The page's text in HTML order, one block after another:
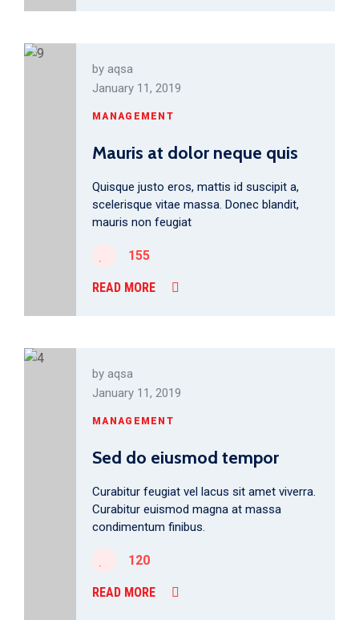
by aqsa
January 11, 2019
MANAGEMENT
Mauris at dolor neque quis
Quisque justo eros, mattis id suscipit a,
scelerisque vitae massa. Donec blandit,
mauris non feugiat
155
READ MORE
by aqsa
January 11, 2019
MANAGEMENT
Sed do eiusmod tempor
Curabitur feugiat vel lacus sit amet viverra.
Curabitur euismod magna at massa
condimentum finibus.
120
READ MORE